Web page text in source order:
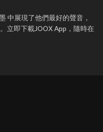
中展現了他們最好的聲音，
立即下載JOOX App，隨時在